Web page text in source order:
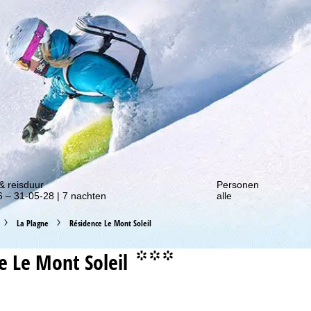
van onze kortingsacties!
reisduur
– 31-05-28 | 7 nachten
Personen
alle
La Plagne Résidence Le Mont Soleil
Le Mont Soleil °°°